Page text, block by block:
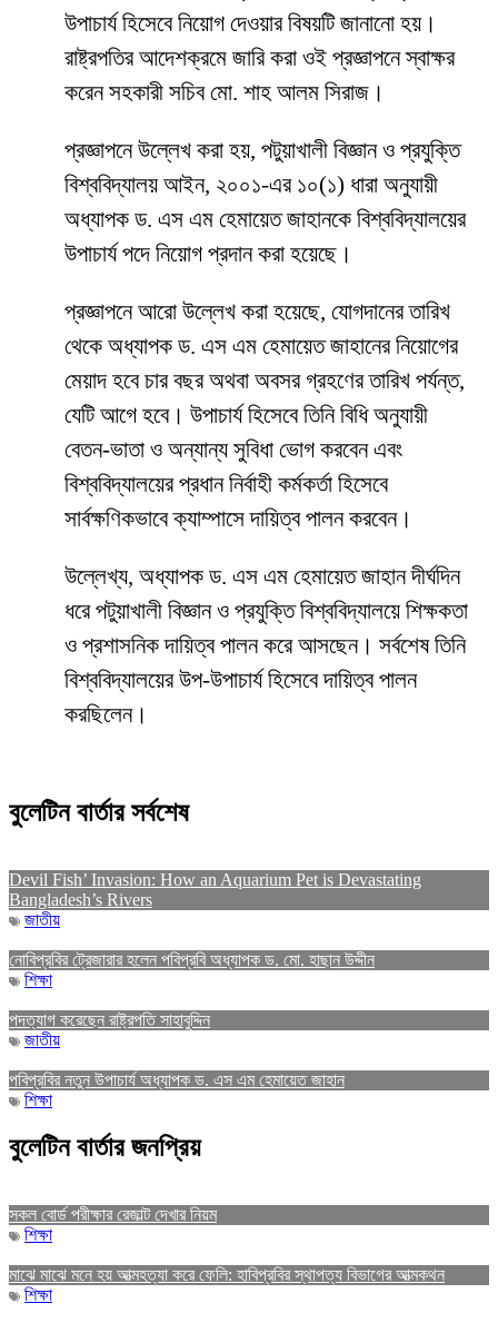
উপাচার্য হিসেবে নিয়োগ দেওয়ার বিষয়টি জানানো হয়।
রাষ্ট্রপতির আদেশক্রমে জারি করা ওই প্রজ্ঞাপনে স্বাক্ষর
করেন সহকারী সচিব মো. শাহ আলম সিরাজ।
প্রজ্ঞাপনে উল্লেখ করা হয়, পটুয়াখালী বিজ্ঞান ও প্রযুক্তি
বিশ্ববিদ্যালয় আইন, ২০০১-এর ১০(১) ধারা অনুযায়ী
অধ্যাপক ড. এস এম হেমায়েত জাহানকে বিশ্ববিদ্যালয়ের
উপাচার্য পদে নিয়োগ প্রদান করা হয়েছে।
প্রজ্ঞাপনে আরো উল্লেখ করা হয়েছে, যোগদানের তারিখ
থেকে অধ্যাপক ড. এস এম হেমায়েত জাহানের নিয়োগের
মেয়াদ হবে চার বছর অথবা অবসর গ্রহণের তারিখ পর্যন্ত,
যেটি আগে হবে। উপাচার্য হিসেবে তিনি বিধি অনুযায়ী
বেতন-ভাতা ও অন্যান্য সুবিধা ভোগ করবেন এবং
বিশ্ববিদ্যালয়ের প্রধান নির্বাহী কর্মকর্তা হিসেবে
সার্বক্ষণিকভাবে ক্যাম্পাসে দায়িত্ব পালন করবেন।
উল্লেখ্য, অধ্যাপক ড. এস এম হেমায়েত জাহান দীর্ঘদিন
ধরে পটুয়াখালী বিজ্ঞান ও প্রযুক্তি বিশ্ববিদ্যালয়ে শিক্ষকতা
ও প্রশাসনিক দায়িত্ব পালন করে আসছেন। সর্বশেষ তিনি
বিশ্ববিদ্যালয়ের উপ-উপাচার্য হিসেবে দায়িত্ব পালন
করছিলেন।
বুলেটিন বার্তার সর্বশেষ
Devil Fish’ Invasion: How an Aquarium Pet is Devastating
Bangladesh’s Rivers
জাতীয়
নোবিপ্রবির ট্রেজারার হলেন পবিপ্রবি অধ্যাপক ড. মো. হাছান উদ্দীন
শিক্ষা
পদত্যাগ করেছেন রাষ্ট্রপতি সাহাবুদ্দিন
জাতীয়
পবিপ্রবির নতুন উপাচার্য অধ্যাপক ড. এস এম হেমায়েত জাহান
শিক্ষা
বুলেটিন বার্তার জনপ্রিয়
সকল বোর্ড পরীক্ষার রেজাল্ট দেখার নিয়ম
শিক্ষা
মাঝে মাঝে মনে হয় আত্মহত্যা করে ফেলি: হাবিপ্রবির স্থাপত্য বিভাগের আত্মকথন
শিক্ষা